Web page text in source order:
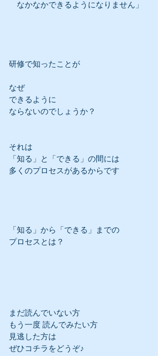
なかなかできるようになりません」
研修で知ったことが
なぜ
できるように
ならないのでしょうか？
それは
「知る」と「できる」の間には
多くのプロセスがあるからです
「知る」から「できる」までの
プロセスとは？
まだ読んでいない方
もう一度 読んでみたい方
見逃した方は
ぜひコチラをどうぞ♪